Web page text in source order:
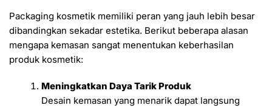
Packaging kosmetik memiliki peran yang jauh lebih besar
dibandingkan sekadar estetika. Berikut beberapa alasan
mengapa kemasan sangat menentukan keberhasilan
produk kosmetik:
Meningkatkan Daya Tarik Produk
Desain kemasan yang menarik dapat langsung